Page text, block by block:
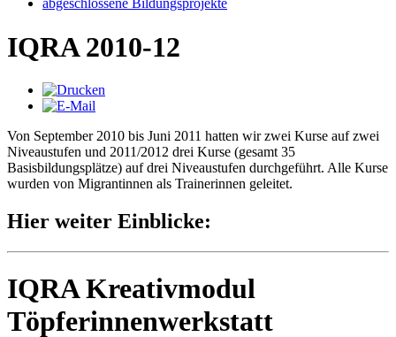
abgeschlossene Bildungsprojekte
IQRA 2010-12
Von September 2010 bis Juni 2011 hatten wir zwei Kurse auf zwei
Niveaustufen und 2011/2012 drei Kurse (gesamt 35
Basisbildungsplätze) auf drei Niveaustufen durchgeführt. Alle Kurse
wurden von Migrantinnen als Trainerinnen geleitet.
Hier weiter Einblicke:
IQRA Kreativmodul
Töpferinnenwerkstatt